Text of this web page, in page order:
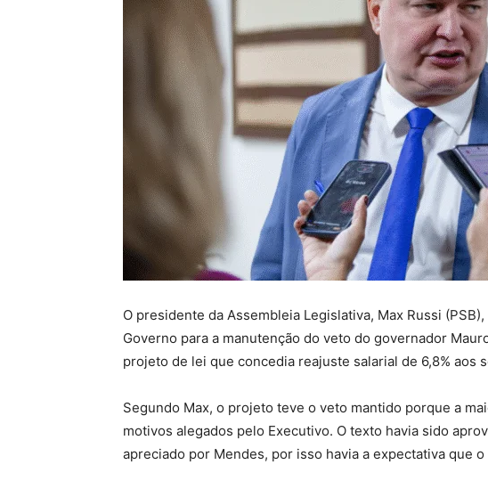
O presidente da Assembleia Legislativa, Max Russi
Governo para a manutenção do veto do governador
projeto de lei que concedia reajuste salarial de 6,8% aos
Segundo Max, o projeto teve o veto mantido porque a
motivos alegados pelo Executivo. O texto havia sido
apreciado por Mendes, por isso havia a expectativa que